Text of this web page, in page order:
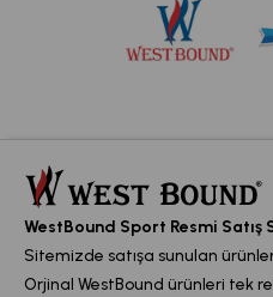
WestBound Sport Resmi Satış
Sitemizde satışa sunulan
Orjinal WestBound ürünleri tek